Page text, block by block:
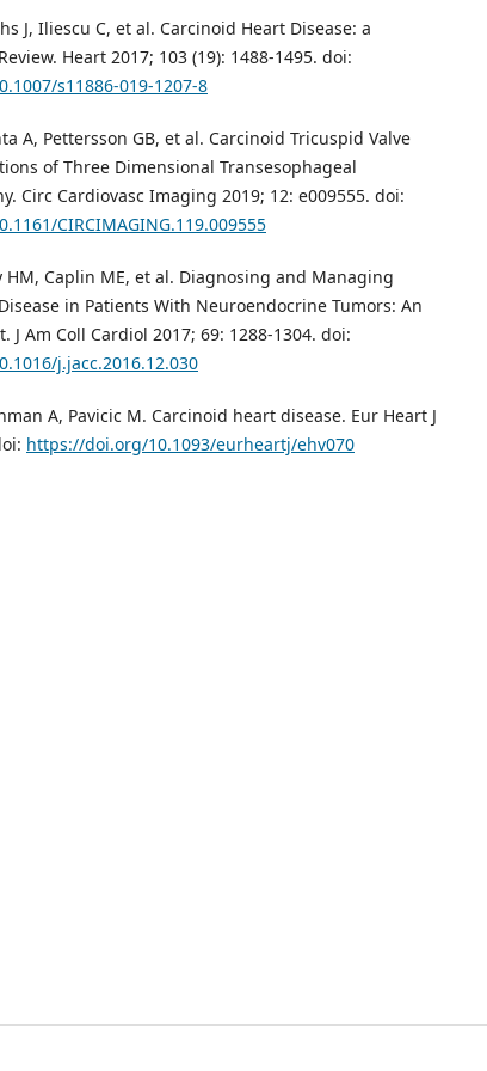
J, Iliescu C, et al. Carcinoid Heart Disease: a
Heart 2017; 103 (19): 1488-1495. doi:
s11886-019-1207-8
A, Pettersson GB, et al. Carcinoid Tricuspid Valve
of Three Dimensional Transesophageal
Circ Cardiovasc Imaging 2019; 12: e009555. doi:
CIRCIMAGING.119.009555
HM, Caplin ME, et al. Diagnosing and Managing
in Patients With Neuroendocrine Tumors: An
J Am Coll Cardiol 2017; 69: 1288-1304. doi:
j.jacc.2016.12.030
A, Pavicic M. Carcinoid heart disease. Eur Heart J
https://doi.org/10.1093/eurheartj/ehv070